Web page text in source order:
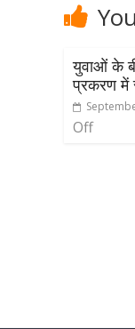
युवाओं के
प्रकरण में
Off